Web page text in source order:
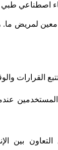
اصطناعي
معين لمريض ما.
القرارات
بين